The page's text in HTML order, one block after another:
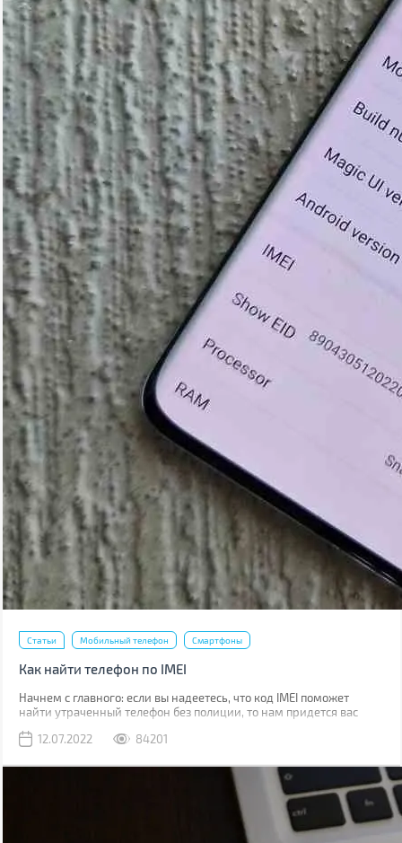
Статьи Мобильный телефон Смартфоны
Как найти телефон по IMEI
Начнем с главного: если вы надеетесь, что код IMEI поможет
найти утраченный телефон без полиции, то нам придется вас
поможет абсолютно. Если его украли, IMEI стоит сообщить
12.07.2022 84201